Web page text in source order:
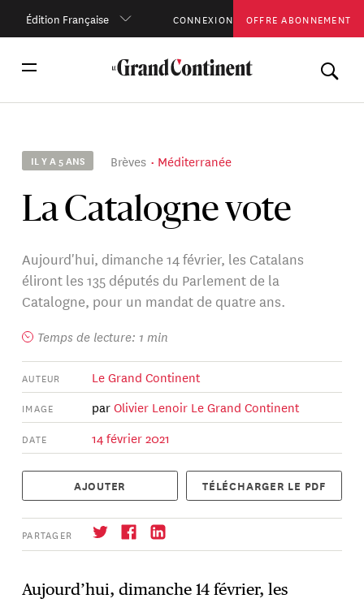
Édition Française CONNEXION OFFRE ABONNEMENT
IL Y A 5 ANS Brèves Méditerranée
La Catalogne vote
Aujourd'hui, dimanche 14 février, les Catalans
éliront les 135 députés du Parlement de la
Catalogne, pour un mandat de quatre ans.
Temps de lecture: 1 min
AUTEUR Le Grand Continent
IMAGE parOlivier Lenoir Le Grand Continent
DATE 14 février 2021
AJOUTER TÉLÉCHARGER LE PDF
PARTAGER
Aujourd’hui, dimanche 14 février, les